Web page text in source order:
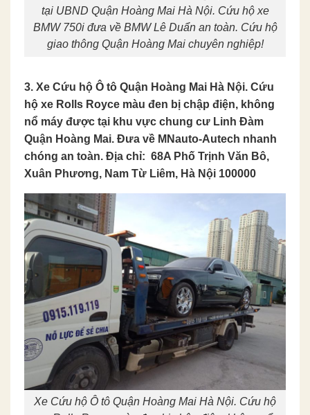
tại UBND Quận Hoàng Mai Hà Nội. Cứu hộ xe
BMW 750i đưa về BMW Lê Duẩn an toàn. Cứu hộ
giao thông Quận Hoàng Mai chuyên nghiệp!
3. Xe Cứu hộ Ô tô Quận Hoàng Mai Hà Nội. Cứu
hộ xe Rolls Royce màu đen bị chập điện, không
nổ máy được tại khu vực chung cư Linh Đàm
Quận Hoàng Mai. Đưa về MNauto-Autech nhanh
chóng an toàn. Địa chỉ: 68A Phố Trịnh Văn Bô,
Xuân Phương, Nam Từ Liêm, Hà Nội 100000
Xe Cứu hộ Ô tô Quận Hoàng Mai Hà Nội. Cứu hộ